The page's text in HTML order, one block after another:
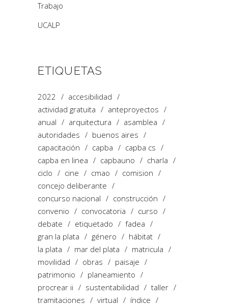
Trabajo
UCALP
ETIQUETAS
2022
accesibilidad
actividad gratuita
anteproyectos
anual
arquitectura
asamblea
autoridades
buenos aires
capacitación
capba
capba cs
capba en linea
capbauno
charla
ciclo
cine cmao
comision
concejo deliberante
concurso nacional
construcción
convenio
convocatoria
curso
debate
etiquetado
fadea
gran la plata
género
hábitat
la plata
mar del plata
matricula
movilidad
obras
paisaje
patrimonio
planeamiento
procrear ii
sustentabilidad
taller
tramitaciones
virtual índice